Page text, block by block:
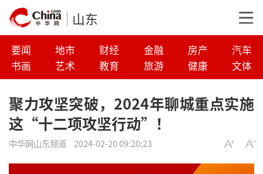
山东
要闻 地市 财经 金融 房产
汽车
书画
艺术 教育 旅游 健康 文体
聚力攻坚突破，2024年聊城重点实施
这“十二项攻坚行动”！
中华网山东频道 2024-02-20 09:20:23